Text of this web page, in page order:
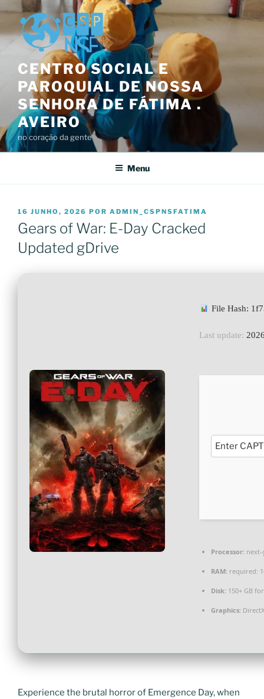
Saltar
o
conteúdo
CENTRO SOCIAL E
PAROQUIAL DE NOSSA
SENHORA DE FÁTIMA .
AVEIRO
no coração da gente
Menu
PUBLICADO
EM
16 JUNHO, 2026 POR ADMIN_CSPNSFATIMA
Gears of War: E-Day Cracked
Updated gDrive
File Hash:
Last update:
Processor:
RAM: required:
Disk: 150+ GB
Graphics:
Experience the brutal horror of Emergence Day, when